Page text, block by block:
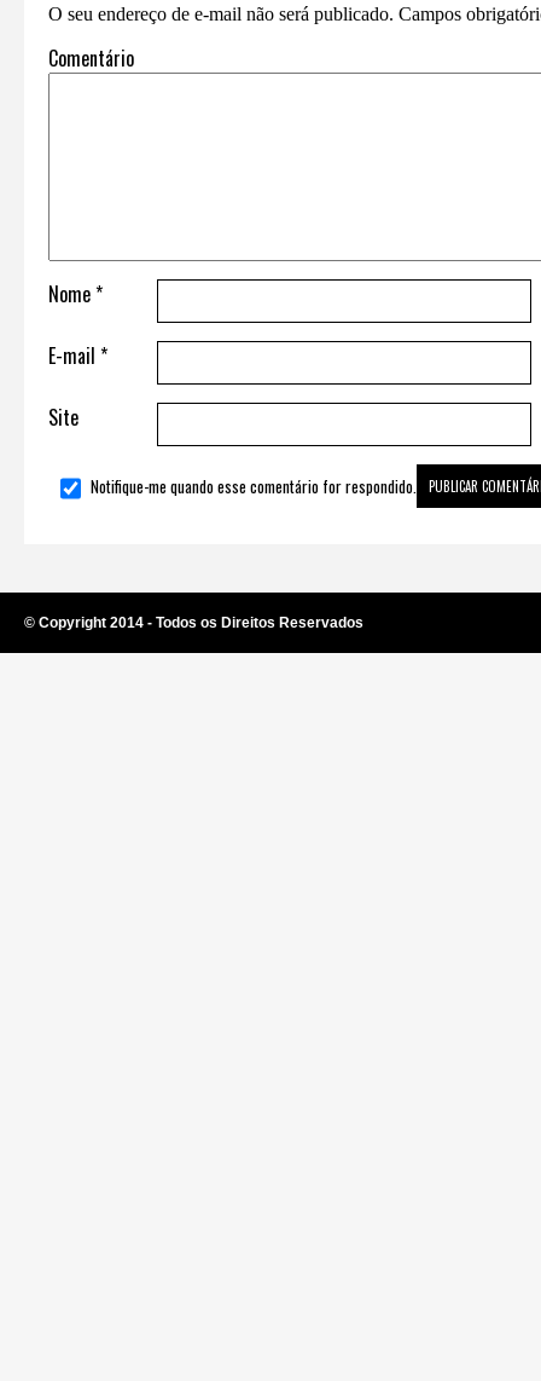
O seu endereço de e-mail não será publicado. Campos
Comentário
Nome*
E-mail *
Site
Notifique-me quando esse comentário for respondido.
© Copyright 2014 - Todos os Direitos Reservados